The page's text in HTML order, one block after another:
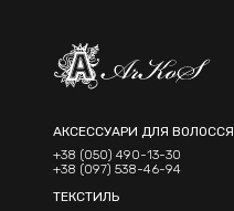
АКСЕССУАРИ ДЛЯ ВОЛОССЯ
+38 (050) 490-13-30
+38 (097) 538-46-94
ТЕКСТИЛЬ